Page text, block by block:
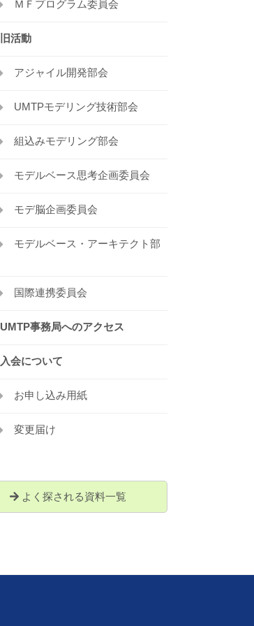
ＭＦプログラム委員会
旧活動
アジャイル開発部会
UMTPモデリング技術部会
組込みモデリング部会
モデルベース思考企画委員会
モデ脳企画委員会
モデルベース・アーキテクト部
国際連携委員会
UMTP事務局へのアクセス
入会について
お申し込み用紙
変更届け
よく探される資料一覧